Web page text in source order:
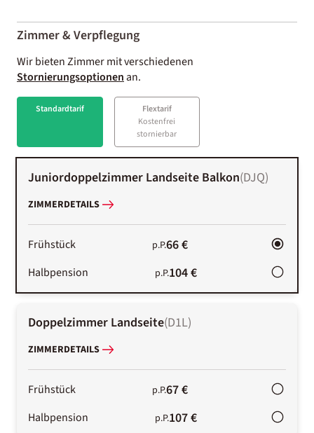
01-02
Zimmer & Verpflegung
Wir bieten Zimmer mit verschiedenen
Stornierungsoptionenan.
Standardtarif
Flextarif
Kostenfrei
stornierbar
Juniordoppelzimmer Landseite Balkon(DJQ)
ZIMMERDETAILS
Frühstück p.P.66 €
Halbpension p.P.104 €
Doppelzimmer Landseite(D1L)
ZIMMERDETAILS
Frühstück p.P.67 €
Halbpension p.P.107 €